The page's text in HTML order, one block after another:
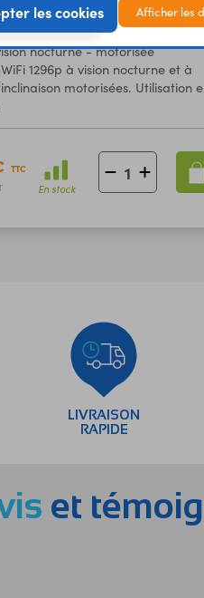
WiFi WIFICI23CWT Code :
nocturne - motorisée
1296p à vision nocturne et à
motorisées. Utilisation
TTC
En stock
LIVRAISON
RAPIDE
et
les cookies Afficher les